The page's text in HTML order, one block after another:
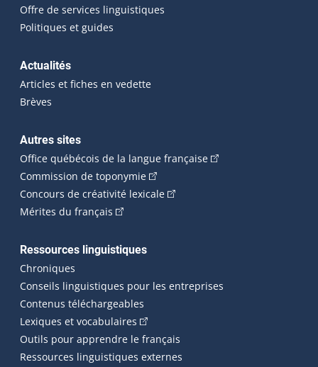
Offre de services linguistiques
Politiques et guides
Actualités
Articles et fiches en vedette
Brèves
Autres sites
Office québécois de la langue française(Cet hyperlien
Commission de toponymie(Cet hyperlien externe s'ouvrira
Concours de créativité lexicale(Cet hyperlien externe
Mérites du français (Cet hyperlien externe s'ouvrira dans une
Ressources linguistiques
Chroniques
Conseils linguistiques pour les entreprises
Contenus téléchargeables
Lexiques et vocabulaires (Cet hyperlien externe s'ouvrira
Outils pour apprendre le français
Ressources linguistiques externes